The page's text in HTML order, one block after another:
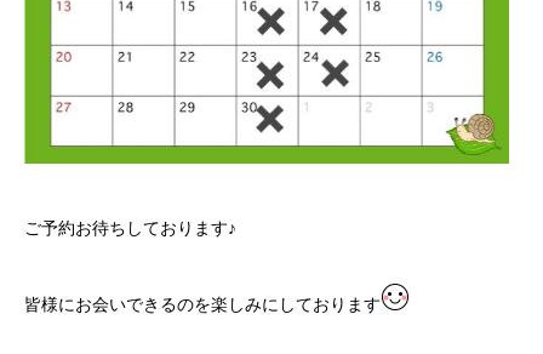
ご予約お待ちしております♪
皆様にお会いできるのを楽しみにしております